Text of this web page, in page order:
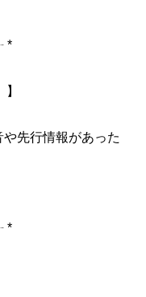
*
先行情報があった
*